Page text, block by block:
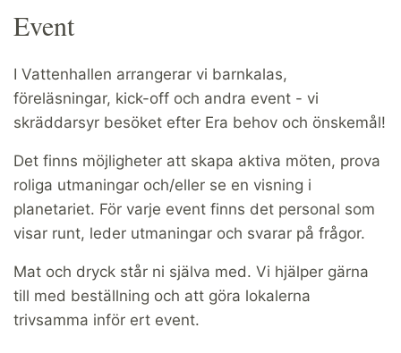
Event
I Vattenhallen arrangerar vi barnkalas,
föreläsningar, kick-off och andra event - vi
skräddarsyr besöket efter Era behov och önskemål!
Det finns möjligheter att skapa aktiva möten, prova
roliga utmaningar och/eller se en visning i
planetariet. För varje event finns det personal som
visar runt, leder utmaningar och svarar på frågor.
Mat och dryck står ni själva med. Vi hjälper gärna
till med beställning och att göra lokalerna
trivsamma inför ert event.